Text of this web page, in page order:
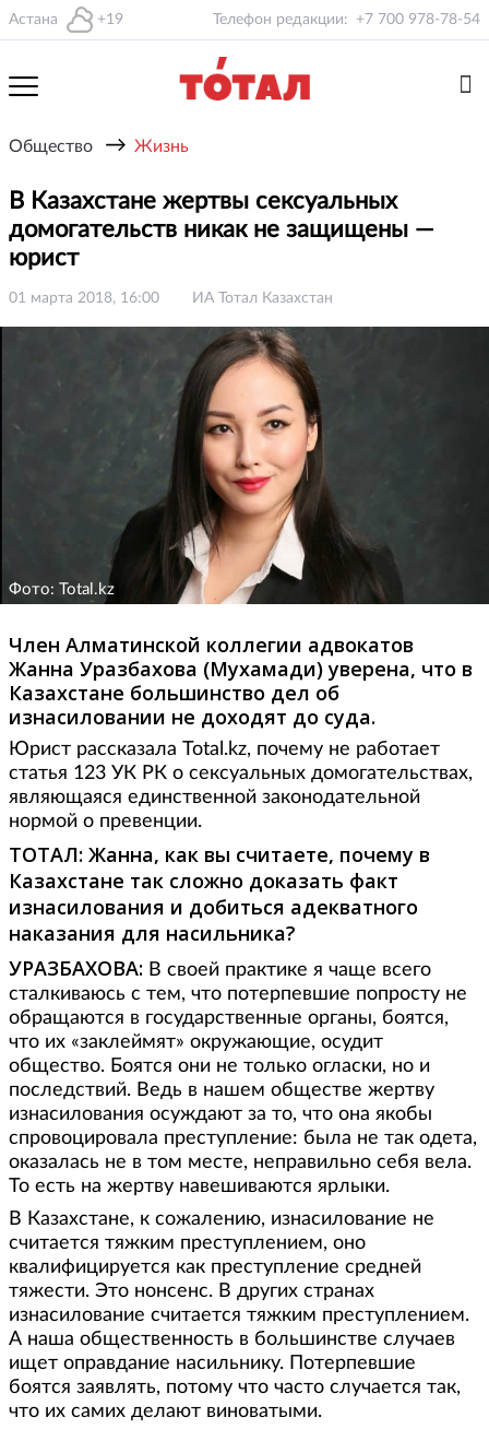
Астана +19 Телефон редакции: +7 700 978-78-54
Общество → Жизнь
В Казахстане жертвы сексуальных
домогательств никак не защищены —
юрист
01 марта 2018, 16:00 ИА Тотал Казахстан
Фото: Total.kz
Член Алматинской коллегии адвокатов
Жанна Уразбахова (Мухамади) уверена, что в
Казахстане большинство дел об
изнасиловании не доходят до суда.
Юрист рассказала Total.kz, почему не работает
статья 123 УК РК о сексуальных домогательствах,
являющаяся единственной законодательной
нормой о превенции.
ТОТАЛ: Жанна, как вы считаете, почему в
Казахстане так сложно доказать факт
изнасилования и добиться адекватного
наказания для насильника?
УРАЗБАХОВА: В своей практике я чаще всего
сталкиваюсь с тем, что потерпевшие попросту не
обращаются в государственные органы, боятся,
что их «заклеймят» окружающие, осудит
общество. Боятся они не только огласки, но и
последствий. Ведь в нашем обществе жертву
изнасилования осуждают за то, что она якобы
спровоцировала преступление: была не так одета,
оказалась не в том месте, неправильно себя вела.
То есть на жертву навешиваются ярлыки.
В Казахстане, к сожалению, изнасилование не
считается тяжким преступлением, оно
квалифицируется как преступление средней
тяжести. Это нонсенс. В других странах
изнасилование считается тяжким преступлением.
А наша общественность в большинстве случаев
ищет оправдание насильнику. Потерпевшие
боятся заявлять, потому что часто случается так,
что их самих делают виноватыми.